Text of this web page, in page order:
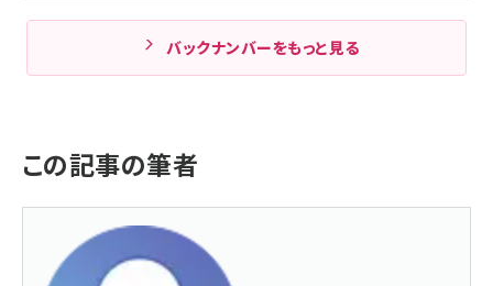
バックナンバーをもっと見る
この記事の筆者